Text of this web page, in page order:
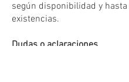
según disponibilidad y hasta
existencias.
Dudas o aclaraciones